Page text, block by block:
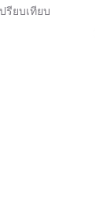
ปรียบเทียบ